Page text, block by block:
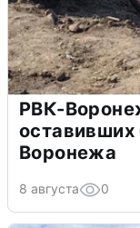
РВК-
оставивших
Воронежа
8 августа 0